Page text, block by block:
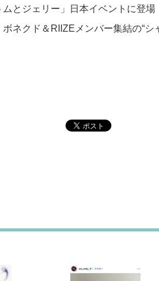
ムとジェリー」日本イベントに登場
ネクド＆RIIZEメンバー集結の“シ